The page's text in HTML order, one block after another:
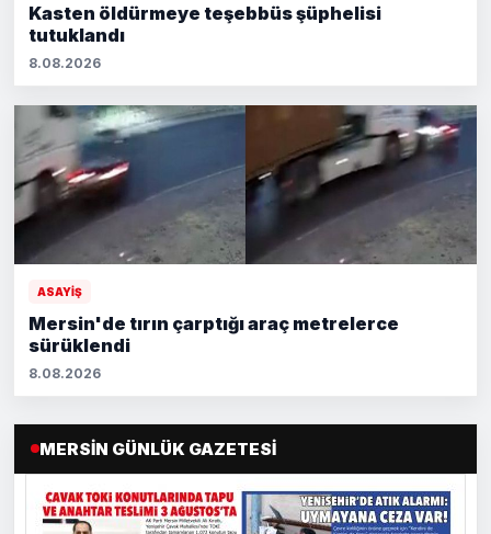
Kasten öldürmeye teşebbüs şüphelisi
tutuklandı
8.08.2026
ASAYİŞ
Mersin'de tırın çarptığı araç metrelerce
sürüklendi
8.08.2026
MERSIN GÜNLÜK GAZETESI